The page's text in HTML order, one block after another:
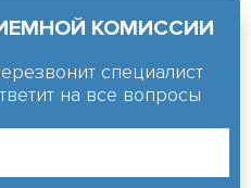
КОМИССИИ
специалист
на все вопросы